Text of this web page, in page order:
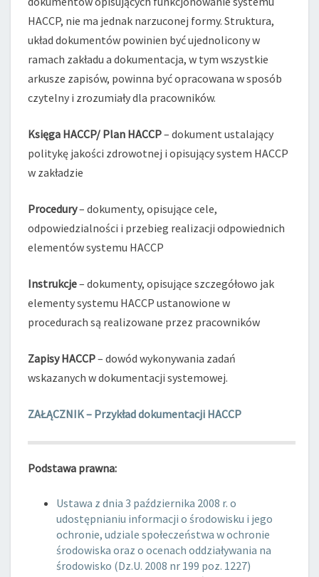
HACCP, nie ma jednak narzuconej formy. Struktura,
układ dokumentów powinien być ujednolicony w
ramach zakładu a dokumentacja, w tym wszystkie
arkusze zapisów, powinna być opracowana w sposób
czytelny i zrozumiały dla pracowników.
Księga HACCP/ Plan HACCP– dokument ustalający
politykę jakości zdrowotnej i opisujący system HACCP
w zakładzie
Procedury– dokumenty, opisujące cele,
odpowiedzialności i przebieg realizacji odpowiednich
elementów systemu HACCP
Instrukcje– dokumenty, opisujące szczegółowo jak
elementy systemu HACCP ustanowione w
procedurach są realizowane przez pracowników
Zapisy HACCP– dowód wykonywania zadań
wskazanych w dokumentacji systemowej.
ZAŁĄCZNIK – Przykład dokumentacji HACCP
Podstawa prawna:
Ustawa z dnia 3 października 2008 r. o
udostępnianiu informacji o środowisku i jego
ochronie, udziale społeczeństwa w ochronie
środowiska oraz o ocenach oddziaływania na
środowisko (Dz.U. 2008 nr 199 poz. 1227)